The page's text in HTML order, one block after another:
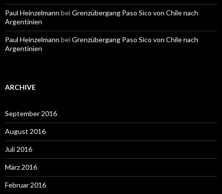
Paul Heinzelmann beiGrenzübergang Paso Sico von Chile nach
Argentinien
Paul Heinzelmann beiGrenzübergang Paso Sico von Chile nach
Argentinien
ARCHIVE
September 2016
August 2016
Juli 2016
März 2016
Februar 2016